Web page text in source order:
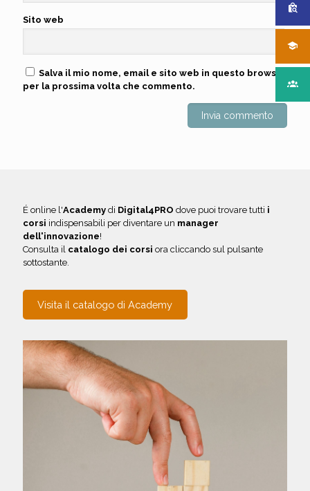
Sito web
Salva il mio nome, email e sito web in questo browser
per la prossima volta che commento.
É online l'Academy di Digital4PRO dove puoi trovare tutti i
corsi indispensabili per diventare un manager
dell'innovazione!
Consulta il catalogo dei corsi ora cliccando sul pulsante
sottostante.
Visita il catalogo di Academy